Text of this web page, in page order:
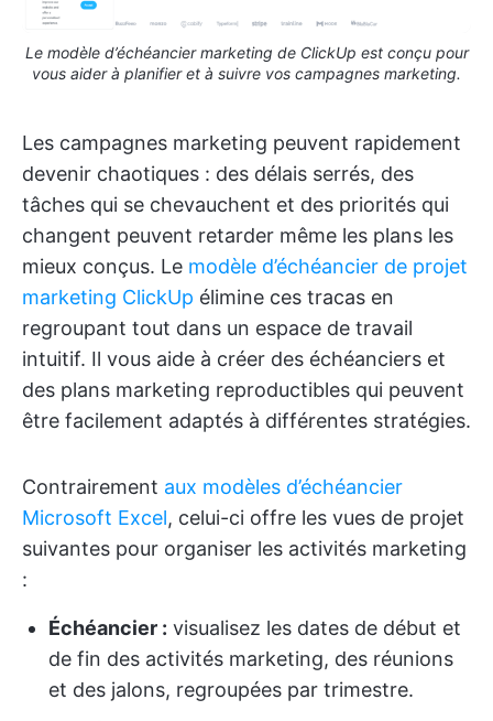
Le modèle d’échéancier marketing de ClickUp est conçu pour
vous aider à planifier et à suivre vos campagnes marketing.
Les campagnes marketing peuvent rapidement
devenir chaotiques : des délais serrés, des
tâches qui se chevauchent et des priorités qui
changent peuvent retarder même les plans les
mieux conçus. Le modèle d’échéancier de projet
marketing ClickUp élimine ces tracas en
regroupant tout dans un espace de travail
intuitif. Il vous aide à créer des échéanciers et
des plans marketing reproductibles qui peuvent
être facilement adaptés à différentes stratégies.
Contrairement aux modèles d’échéancier
Microsoft Excel, celui-ci offre les vues de projet
suivantes pour organiser les activités marketing
:
Échéancier : visualisez les dates de début et
de fin des activités marketing, des réunions
et des jalons, regroupées par trimestre.